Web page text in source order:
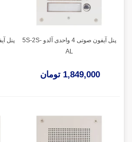
پنل آیفون صوتی 4 واحدی آلدو 5S-2S-
AL
1,849,000 تومان